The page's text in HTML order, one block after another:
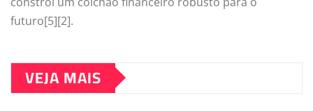
futuro[5][2].
VEJA MAIS